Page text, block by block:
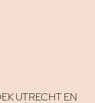
UTRECHT EN